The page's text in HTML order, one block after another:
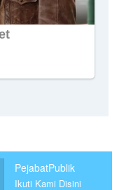
PejabatPublik
Ikuti Kami Disini